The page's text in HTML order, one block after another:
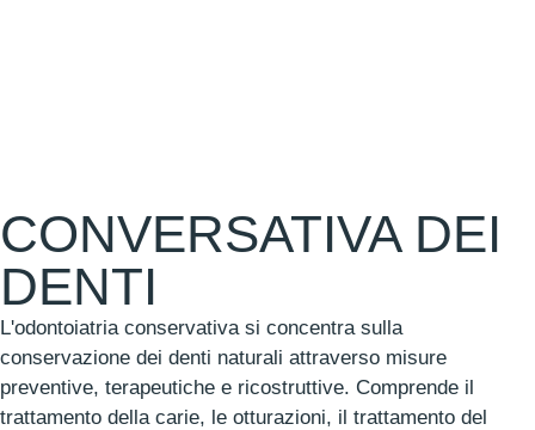
CONVERSATIVA DEI
DENTI
L'odontoiatria conservativa si concentra sulla
conservazione dei denti naturali attraverso misure
preventive, terapeutiche e ricostruttive. Comprende il
trattamento della carie, le otturazioni, il trattamento del